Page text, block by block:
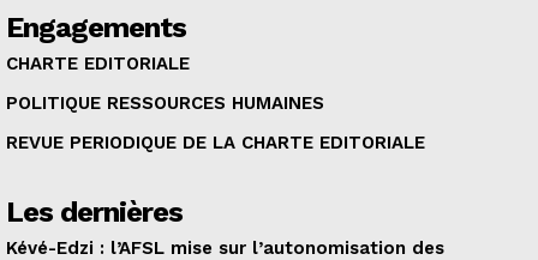
Engagements
CHARTE EDITORIALE
POLITIQUE RESSOURCES HUMAINES
REVUE PERIODIQUE DE LA CHARTE EDITORIALE
Les dernières
Kévé-Edzi : l’AFSL mise sur l’autonomisation des